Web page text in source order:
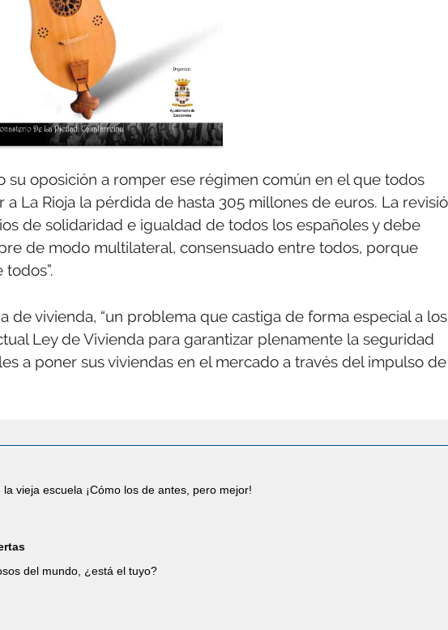
su oposición a romper ese régimen común en el que todos
La Rioja la pérdida de hasta 305 millones de euros. La
de solidaridad e igualdad de todos los españoles y debe
de modo multilateral, consensuado entre todos, porque
de vivienda, “un problema que castiga de forma especial a los
Ley de Vivienda para garantizar plenamente la seguridad
a poner sus viviendas en el mercado a través del impulso de
vieja escuela ¡Cómo los de antes, pero mejor!
del mundo, ¿está el tuyo?